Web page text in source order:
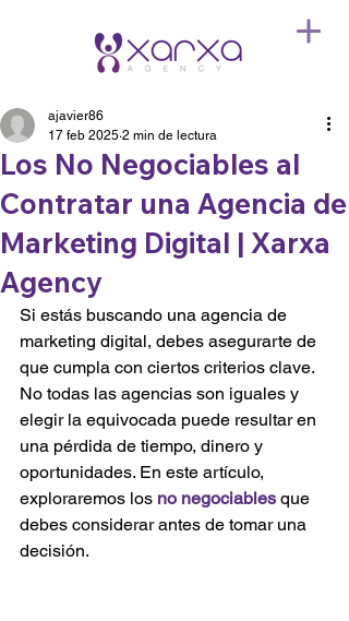
Los No Negociables al
Contratar una Agencia de
Marketing Digital | Xarxa
Agency
ajavier86
17 feb 2025 2 min de lectura
Si estás buscando una agencia de
marketing digital, debes asegurarte de
que cumpla con ciertos criterios clave.
No todas las agencias son iguales y
elegir la equivocada puede resultar en
una pérdida de tiempo, dinero y
oportunidades. En este artículo,
exploraremos los no negociables que
debes considerar antes de tomar una
decisión.